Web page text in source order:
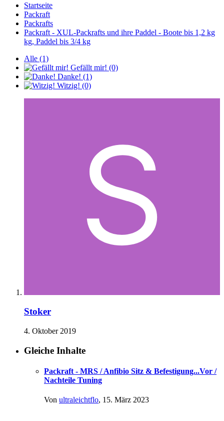
Startseite
Packraft
Packrafts
Packraft - XUL-Packrafts und ihre Paddel - Boote bis 1,2 kg
kg, Paddel bis 3/4 kg
Alle (1)
Gefällt mir! (0)
Danke! (1)
Witzig! (0)
Stoker
4. Oktober 2019
Gleiche Inhalte
Packraft - MRS / Anfibio Sitz & Befestigung...Vor /
Nachteile Tuning
Von ultraleichtflo, 15. März 2023